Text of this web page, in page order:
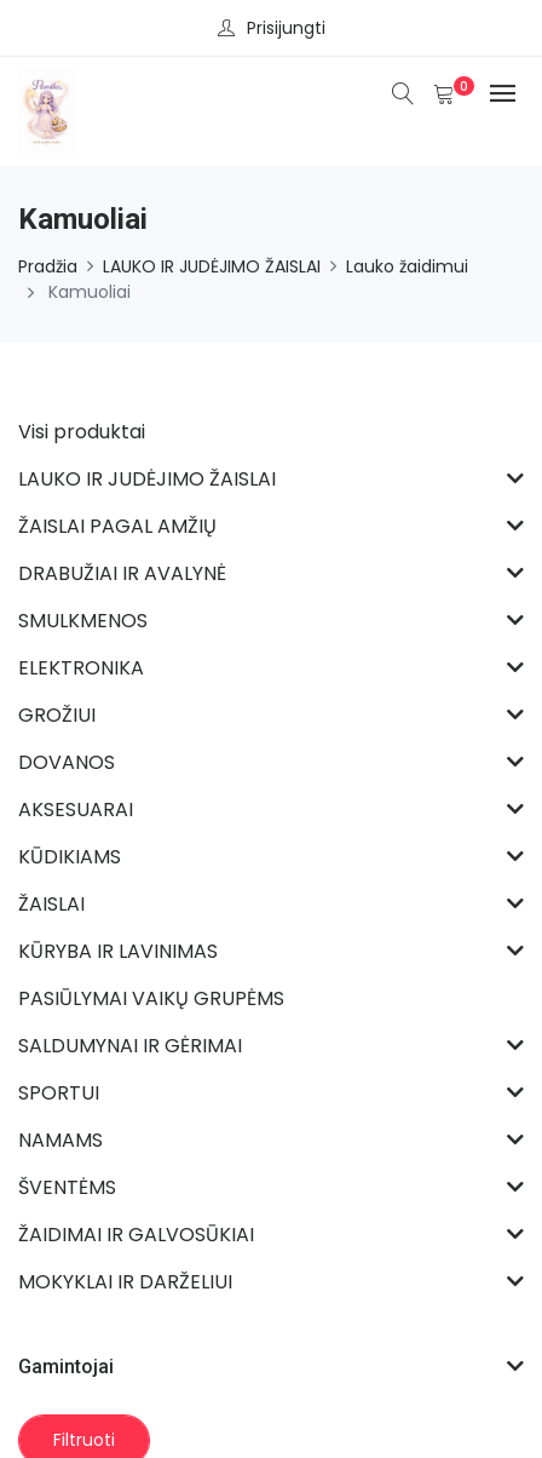
Prisijungti
0
Kamuoliai
Pradžia LAUKO IR JUDĖJIMO ŽAISLAI
Lauko žaidimui
Kamuoliai
Visi produktai
LAUKO IR JUDĖJIMO ŽAISLAI
ŽAISLAI PAGAL AMŽIŲ
DRABUŽIAI IR AVALYNĖ
SMULKMENOS
ELEKTRONIKA
GROŽIUI
DOVANOS
AKSESUARAI
KŪDIKIAMS
ŽAISLAI
KŪRYBA IR LAVINIMAS
PASIŪLYMAI VAIKŲ GRUPĖMS
SALDUMYNAI IR GĖRIMAI
SPORTUI
NAMAMS
ŠVENTĖMS
ŽAIDIMAI IR GALVOSŪKIAI
MOKYKLAI IR DARŽELIUI
Gamintojai
Filtruoti